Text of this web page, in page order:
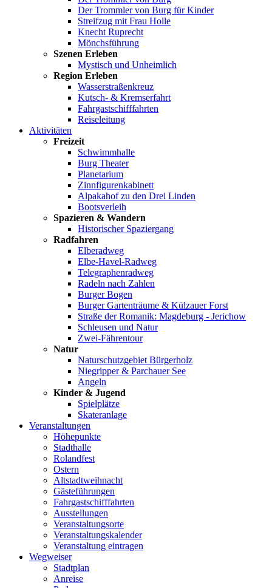
Der Trommler von Burg für Kinder
Streifzug mit Frau Holle
Knecht Ruprecht
Mönchsführung
Szenen Erleben
Mystisch und Unheimlich
Region Erleben
Wasserstraßenkreuz
Kutsch- & Kremserfahrt
Fahrgastschifffahrten
Reiseleitung
Aktivitäten
Freizeit
Schwimmhalle
Burg Theater
Planetarium
Zinnfigurenkabinett
Alpakahof zu den Drei Linden
Bootsverleih
Spazieren & Wandern
Historischer Spaziergang
Radfahren
Elberadweg
Elbe-Havel-Radweg
Telegraphenradweg
Radeln nach Zahlen
Burger Bogen
Burger Gartenträume & Külzauer Forst
Straße der Romanik: Magdeburg - Jerichow
Schleusen und Natur
Zwei-Fährentour
Natur
Naturschutzgebiet Bürgerholz
Niegripper & Parchauer See
Angeln
Kinder & Jugend
Spielplätze
Skateranlage
Veranstaltungen
Höhepunkte
Stadthalle
Rolandfest
Ostern
Altstadtweihnacht
Gästeführungen
Fahrgastschifffahrten
Ausstellungen
Veranstaltungsorte
Veranstaltungskalender
Veranstaltung eintragen
Wegweiser
Stadtplan
Anreise